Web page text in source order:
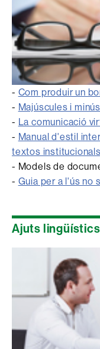
- Com produir un
- Majúscules i
- La comunicació
- Manual d'estil
textos
- Models de
- Guia per a l'ús no
Ajuts